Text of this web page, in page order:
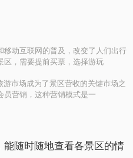
动互联网的普及，改变了人们出行
区，需要提前买票，选择游玩
市场成为了景区营收的关键市场之
员营销，这种营销模式是一
随时随地查看各景区的情